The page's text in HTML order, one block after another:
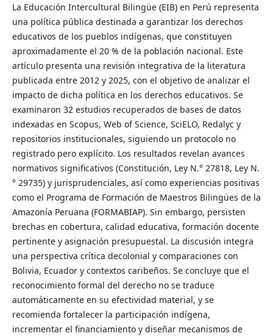
La Educación Intercultural Bilingüe (EIB) en Perú representa
una política pública destinada a garantizar los derechos
educativos de los pueblos indígenas, que constituyen
aproximadamente el 20 % de la población nacional. Este
artículo presenta una revisión integrativa de la literatura
publicada entre 2012 y 2025, con el objetivo de analizar el
impacto de dicha política en los derechos educativos. Se
examinaron 32 estudios recuperados de bases de datos
indexadas en Scopus, Web of Science, SciELO, Redalyc y
repositorios institucionales, siguiendo un protocolo no
registrado pero explícito. Los resultados revelan avances
normativos significativos (Constitución, Ley N.° 27818, Ley N.
° 29735) y jurisprudenciales, así como experiencias positivas
como el Programa de Formación de Maestros Bilingües de la
Amazonía Peruana (FORMABIAP). Sin embargo, persisten
brechas en cobertura, calidad educativa, formación docente
pertinente y asignación presupuestal. La discusión integra
una perspectiva crítica decolonial y comparaciones con
Bolivia, Ecuador y contextos caribeños. Se concluye que el
reconocimiento formal del derecho no se traduce
automáticamente en su efectividad material, y se
recomienda fortalecer la participación indígena,
incrementar el financiamiento y diseñar mecanismos de